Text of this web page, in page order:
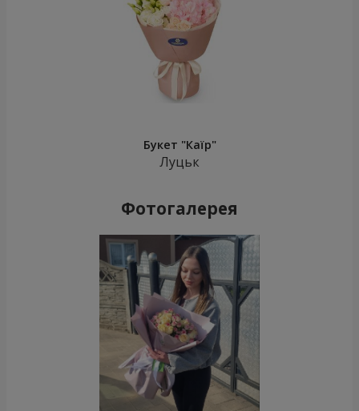
Букет "Каїр"
Луцьк
Фотогалерея